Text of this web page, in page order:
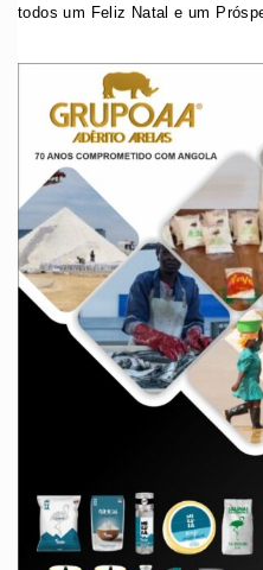
todos um Feliz Natal e um